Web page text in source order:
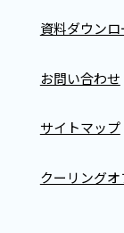
資料ダウンロ
お問い合わせ
サイトマップ
クーリングオ